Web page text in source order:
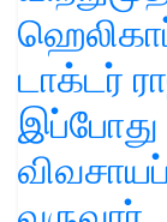
டாக்டர்
இப்போது